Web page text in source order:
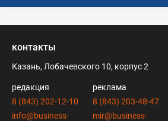
контакты
Казань, Лобачевского 10, корпус 2
редакция
8 (843) 202-12-10
info@business-
реклама
8 (843) 203-48-47
mir@business-